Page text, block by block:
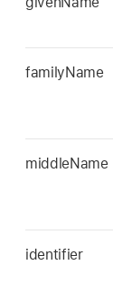
familyName
middleName
identifier